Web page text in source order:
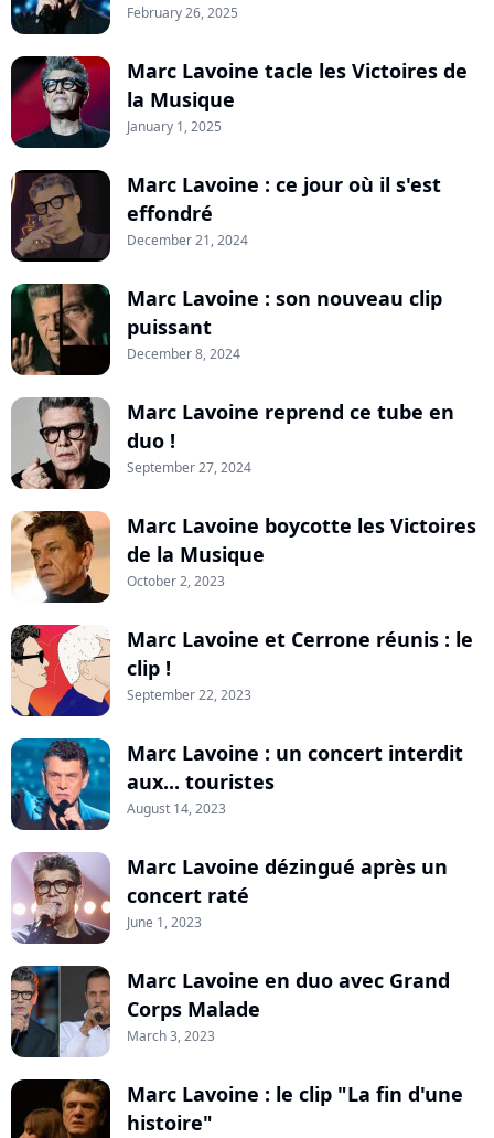
February 26, 2025
Marc Lavoine tacle les Victoires de
la Musique
January 1, 2025
Marc Lavoine : ce jour où il s'est
effondré
December 21, 2024
Marc Lavoine : son nouveau clip
puissant
December 8, 2024
Marc Lavoine reprend ce tube en
duo !
September 27, 2024
Marc Lavoine boycotte les Victoires
de la Musique
October 2, 2023
Marc Lavoine et Cerrone réunis : le
clip !
September 22, 2023
Marc Lavoine : un concert interdit
aux... touristes
August 14, 2023
Marc Lavoine dézingué après un
concert raté
June 1, 2023
Marc Lavoine en duo avec Grand
Corps Malade
March 3, 2023
Marc Lavoine : le clip "La fin d'une
histoire"